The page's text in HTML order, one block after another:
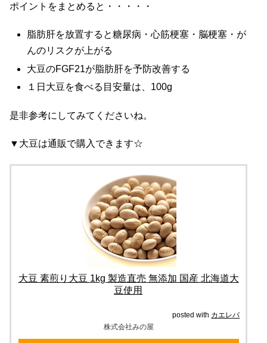
ポイントをまとめると・・・・・
脂肪肝を放置すると糖尿病・心筋梗塞・脳梗塞・が
んのリスクが上がる
大豆のFGF21が脂肪肝を予防改善する
１日大豆を食べる目安量は、100g
是非参考にしてみてくださいね。
▼大豆は通販で購入できます☆
大豆 素煎り大豆 1kg 製造直売 無添加 国産 北海道大
豆使用
posted with カエレバ
株式会社みの屋